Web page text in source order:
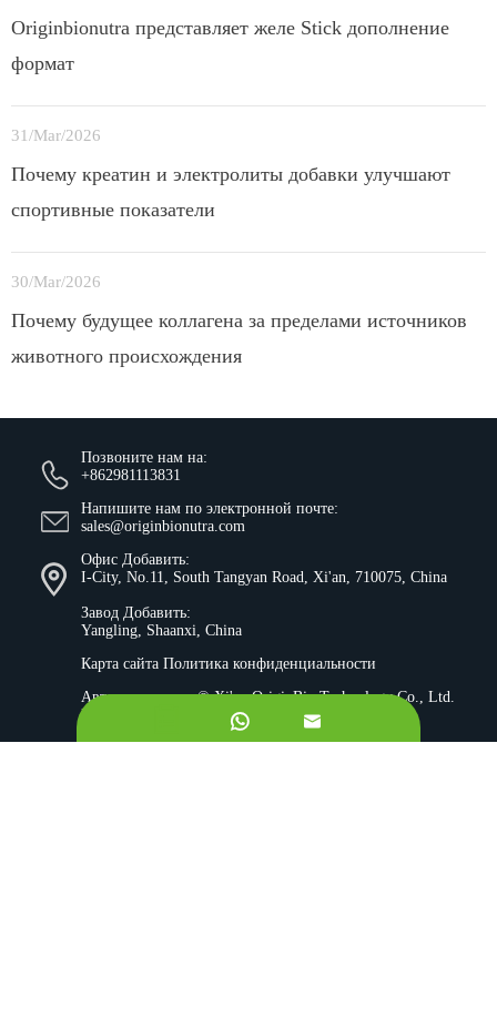
Originbionutra представляет желе Stick дополнение
формат
31/Mar/2026
Почему креатин и электролиты добавки улучшают
спортивные показатели
30/Mar/2026
Почему будущее коллагена за пределами источников
животного происхождения
Позвоните нам на:
+862981113831
Напишите нам по электронной почте:
sales@originbionutra.com
Офис Добавить:
I-City, No.11, South Tangyan Road, Xi'an, 710075, China
Завод Добавить:
Yangling, Shaanxi, China
Карта сайта Политика конфиденциальности
Авторское право ©Xi'an OriginBio Technology Co., Ltd.
Все права защищены.
 